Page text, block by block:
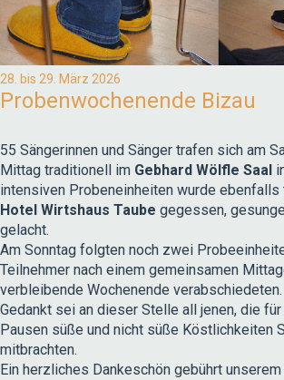
28. bis 29. März 2026
Probenwochenende Bizau
55 Sängerinnen und Sänger trafen sich am
Mittag traditionell im Gebhard Wölfle Saal
intensiven Probeneinheiten wurde
Hotel Wirtshaus Taube gegessen,
gelacht.
Am Sonntag folgten noch zwei
Teilnehmer nach einem gemeinsamen
verbleibende Wochenende verabschiedeten.
Gedankt sei an dieser Stelle all jenen, die
Pausen süße und nicht süße Köstlichkeiten
mitbrachten.
Ein herzliches Dankeschön gebührt